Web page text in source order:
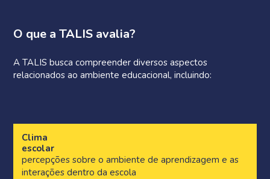
O que a TALIS avalia?
A TALIS busca compreender diversos aspectos
relacionados ao ambiente educacional, incluindo:
Clima
escolar
percepções sobre o ambiente de aprendizagem e as
interações dentro da escola